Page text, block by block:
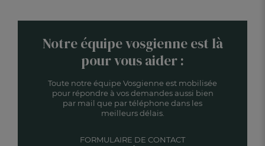
Notre équipe vosgienne est là
pour vous aider :
Toute notre équipe Vosgienne est mobilisée
pour répondre à vos demandes aussi bien
par mail que par téléphone dans les
meilleurs délais.
FORMULAIRE DE CONTACT